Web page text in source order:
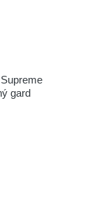
gard